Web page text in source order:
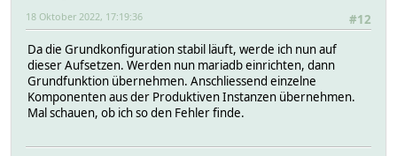
#12
18 Oktober 2022, 17:19:36
Da die Grundkonfiguration stabil läuft, werde ich nun auf
dieser Aufsetzen. Werden nun mariadb einrichten, dann
Grundfunktion übernehmen. Anschliessend einzelne
Komponenten aus der Produktiven Instanzen übernehmen.
Mal schauen, ob ich so den Fehler finde.